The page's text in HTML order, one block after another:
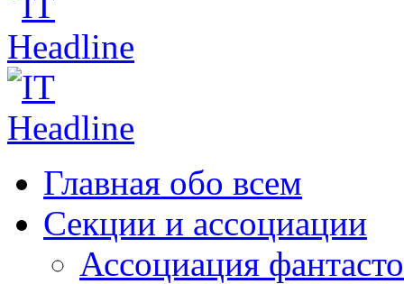
Главная обо всем
Секции и ассоциации
Ассоциация